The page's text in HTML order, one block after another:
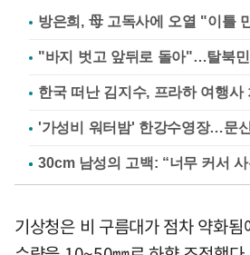
방은희, 母 고독사에 오열 "이틀
"바지 벗고 앞뒤로 돌아"…탈북
한국 떠난 김지수, 프라하 여행
기상청은 비 구름대가 점차 약화